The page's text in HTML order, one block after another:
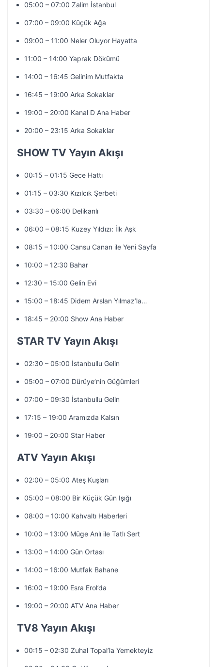
05:00 – 07:00 Zalim İstanbul
07:00 – 09:00 Küçük Ağa
09:00 – 11:00 Neler Oluyor Hayatta
11:00 – 14:00 Yaprak Dökümü
14:00 – 16:45 Gelinim Mutfakta
16:45 – 19:00 Arka Sokaklar
19:00 – 20:00 Kanal D Ana Haber
20:00 – 23:15 Arka Sokaklar
SHOW TV Yayın Akışı
00:15 – 01:15 Gece Hattı
01:15 – 03:30 Kızılcık Şerbeti
03:30 – 06:00 Delikanlı
06:00 – 08:15 Kuzey Yıldızı: İlk Aşk
08:15 – 10:00 Cansu Canan ile Yeni Sayfa
10:00 – 12:30 Bahar
12:30 – 15:00 Gelin Evi
15:00 – 18:45 Didem Arslan Yılmaz’la…
18:45 – 20:00 Show Ana Haber
STAR TV Yayın Akışı
02:30 – 05:00 İstanbullu Gelin
05:00 – 07:00 Dürüye’nin Güğümleri
07:00 – 09:30 İstanbullu Gelin
17:15 – 19:00 Aramızda Kalsın
19:00 – 20:00 Star Haber
ATV Yayın Akışı
02:00 – 05:00 Ateş Kuşları
05:00 – 08:00 Bir Küçük Gün Işığı
08:00 – 10:00 Kahvaltı Haberleri
10:00 – 13:00 Müge Anlı ile Tatlı Sert
13:00 – 14:00 Gün Ortası
14:00 – 16:00 Mutfak Bahane
16:00 – 19:00 Esra Erol’da
19:00 – 20:00 ATV Ana Haber
TV8 Yayın Akışı
00:15 – 02:30 Zuhal Topal’la Yemekteyiz